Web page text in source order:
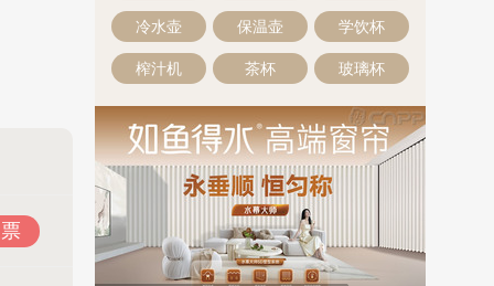
冷水壶 保温壶 学饮杯
榨汁机 茶杯 玻璃杯